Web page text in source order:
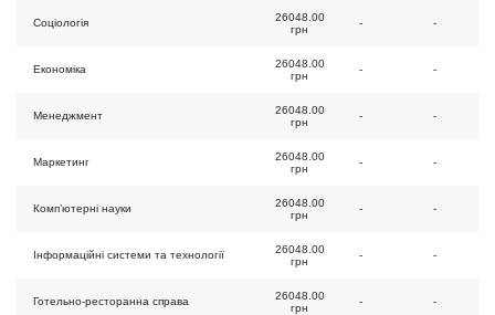
Соціологія
26048.00
грн
- -
Економіка
26048.00
грн
- -
Менеджмент
26048.00
грн
- -
Маркетинг
26048.00
грн
- -
Комп’ютерні науки
26048.00
грн
- -
Інформаційні системи та технології
26048.00
грн
- -
Готельно-ресторанна справа
26048.00
грн
- -